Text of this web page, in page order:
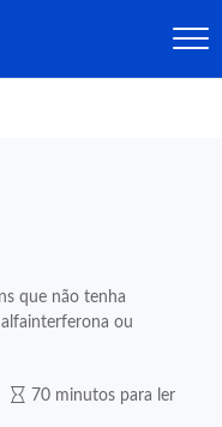
que não tenha
ou
70 minutos para ler